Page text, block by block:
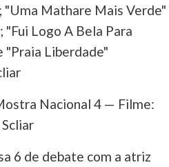
"Uma Mathare Mais Verde"
"Fui Logo A Bela Para
"Praia Liberdade"
Nacional 4 — Filme:
6 de debate com a atriz